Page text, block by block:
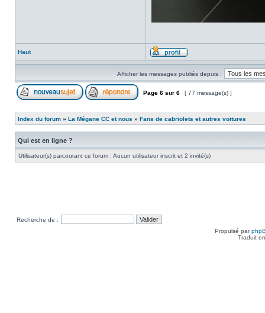
Haut
Afficher les messages publiés depuis :
Page 6 sur 6 [ 77 message(s) ]
Index du forum » La Mégane CC et nous » Fans de cabriolets et autres voitures
Qui est en ligne ?
Utilisateur(s) parcourant ce forum : Aucun utilisateur inscrit et 2 invité(s)
Recherche de :
Propulsé par
Traduit